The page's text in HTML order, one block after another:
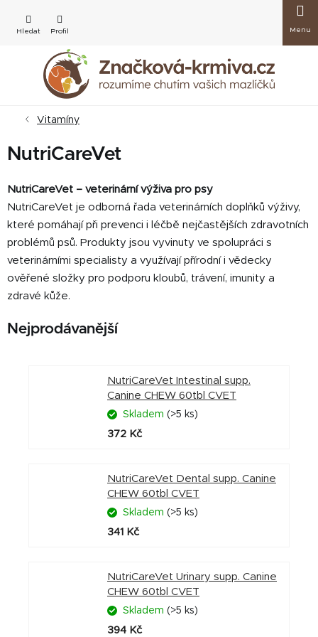
obsah
košík
Vitamíny
NutriCareVet
NutriCareVet – veterinární výživa pro psy
NutriCareVet je odborná řada veterinárních doplňků výživy,
které pomáhají při prevenci i léčbě nejčastějších zdravotních
problémů psů. Produkty jsou vyvinuty ve spolupráci s
veterinárními specialisty a využívají přírodní i vědecky
ověřené složky pro podporu kloubů, trávení, imunity a
zdravé kůže.
Nejprodávanější
NutriCareVet Intestinal supp.
Canine CHEW 60tbl CVET
Skladem (>5 ks)
372 Kč
NutriCareVet Dental supp. Canine
CHEW 60tbl CVET
Skladem (>5 ks)
341 Kč
NutriCareVet Urinary supp. Canine
CHEW 60tbl CVET
Skladem (>5 ks)
394 Kč